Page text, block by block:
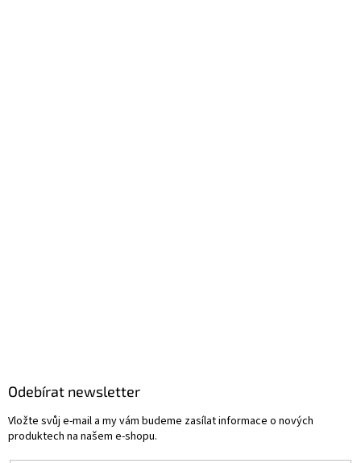
Odebírat newsletter
Vložte svůj e-mail a my vám budeme zasílat informace o nových
produktech na našem e-shopu.